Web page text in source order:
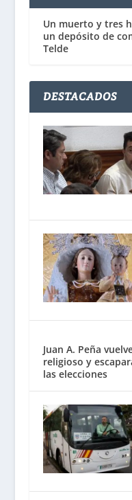
Un muerto y tres
un depósito de
Telde
DESTACADOS
Juan A. Peña
religioso y
las elecciones